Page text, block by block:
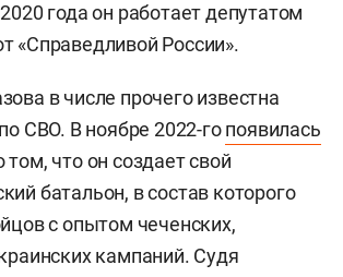
года он работает депутатом
«Справедливой России».
в числе прочего известна
СВО. В ноябре 2022-гопоявилась
что он создает свой
батальон, в состав которого
с опытом чеченских,
кампаний. Судя